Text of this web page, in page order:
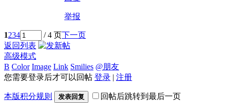
举报
1234 / 4 页下一页
返回列表
高级模式
B Color Image Link Smilies @朋友
您需要登录后才可以回帖 登录 | 注册
本版积分规则 发表回复 回帖后跳转到最后一页